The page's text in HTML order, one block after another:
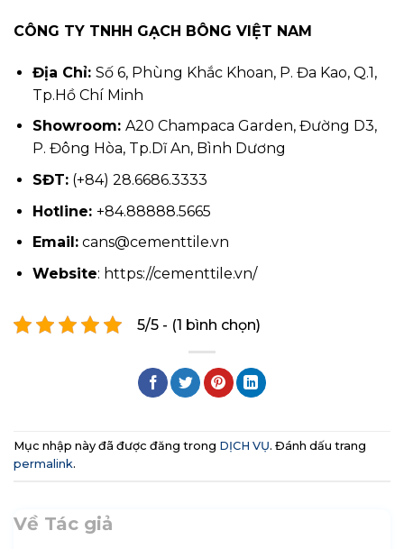
CÔNG TY TNHH GẠCH BÔNG VIỆT NAM
Địa Chỉ: Số 6, Phùng Khắc Khoan, P. Đa Kao, Q.1,
Tp.Hồ Chí Minh
Showroom: A20 Champaca Garden, Đường D3,
P. Đông Hòa, Tp.Dĩ An, Bình Dương
SĐT:(+84) 28.6686.3333
Hotline: +84.88888.5665
Email: cans@cementtile.vn
Website: https://cementtile.vn/
5/5 - (1 bình chọn)
Mục nhập này đã được đăng trong DỊCH VỤ. Đánh dấu trang
permalink.
Về Tác giả